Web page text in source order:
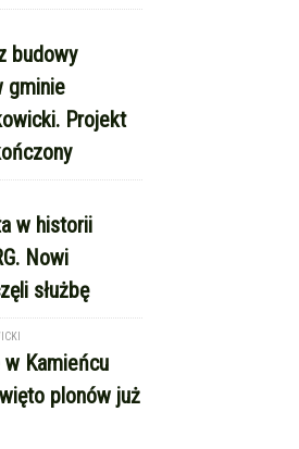
budowy
gminie
Projekt
w historii
Nowi
służbę
w Kamieńcu
plonów już